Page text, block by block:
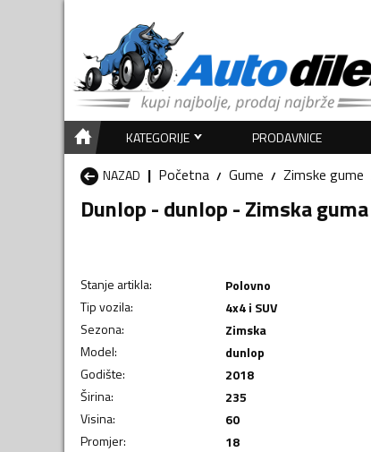
KATEGORIJE PRODAVNICE
NAZAD
Početna Gume Zimske gume
Dunlop - dunlop - Zimska guma
Stanje artikla:
Polovno
Tip vozila:
4x4 i SUV
Sezona:
Zimska
Model:
dunlop
Godište:
2018
Širina:
235
Visina:
60
Promjer:
18